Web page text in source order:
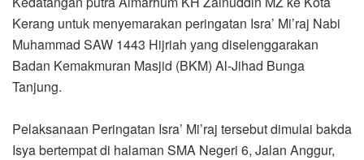
Kerang untuk menyemarakan peringatan Isra’ Mi’raj Nabi
Muhammad SAW 1443 Hijriah yang diselenggarakan
Badan Kemakmuran Masjid (BKM) Al-Jihad Bunga
Tanjung.
Pelaksanaan Peringatan Isra’ Mi’raj tersebut dimulai bakda
Isya bertempat di halaman SMA Negeri 6, Jalan Anggur,